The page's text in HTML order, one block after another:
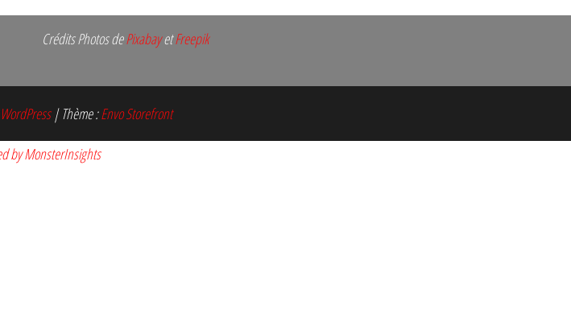
Crédits Photos dePixabayetFreepik
WordPress |Thème :Envo Storefront